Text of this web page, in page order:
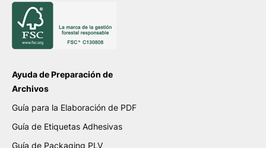
Ayuda de Preparación de
Archivos
Guía para la Elaboración de PDF
Guía de Etiquetas Adhesivas
Guía de Packaging PLV